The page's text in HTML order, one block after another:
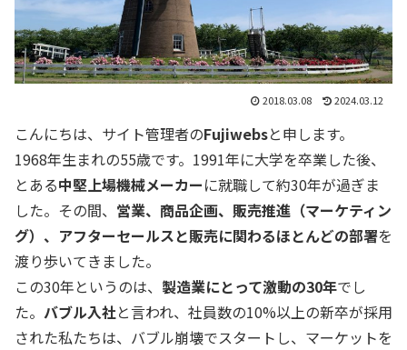
2018.03.08 2024.03.12
こんにちは、サイト管理者のFujiwebsと申します。
1968年生まれの55歳です。1991年に大学を卒業した後、
とある中堅上場機械メーカーに就職して約30年が過ぎま
した。その間、 営業、商品企画、販売推進（マーケティン
グ）、アフターセールスと販売に関わるほとんどの部署を
渡り歩いてきました。
この30年というのは、 製造業にとって激動の30年でし
た。 バブル入社と言われ、社員数の10%以上の新卒が採用
された私たちは、バブル崩壊でスタートし、マーケットを